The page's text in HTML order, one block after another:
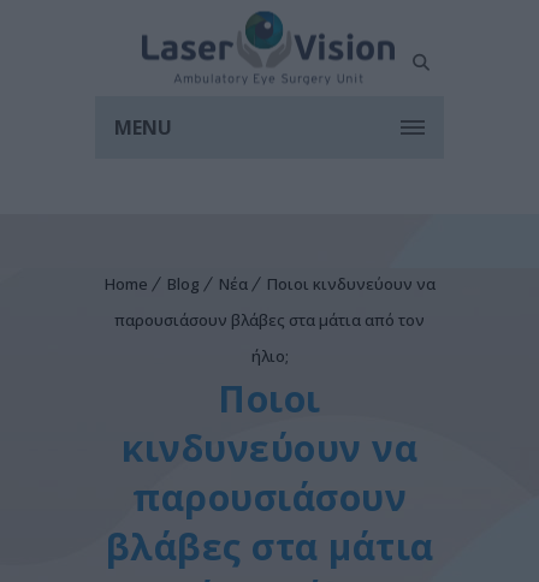
MENU
Home Blog Νέα
Ποιοι κινδυνεύουν να
παρουσιάσουν βλάβες στα μάτια από τον
ήλιο;
Ποιοι
κινδυνεύουν να
παρουσιάσουν
βλάβες στα μάτια